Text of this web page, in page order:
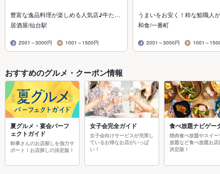
豊富な逸品料理が楽しめる人気店♪牛た…
居酒屋/仙台駅
2001～3000円 1001～1500円
うまいをお安く！粋な鮨職人
和食/一番町
2001～3000円 1001～
おすすめのグルメ・クーポン情報
夏グルメ・宴会パーフ
ェクトガイド
幹事さんのお店探しを強力サ
ポート！お店探しの決定版！
女子会完全ガイド
女子会向けサービスが充実し
ているお得なお店がいっぱ
い！
食べ放題ナビゲー
焼肉食べ放題やスイー
放題など食べ放題お店
決定版！